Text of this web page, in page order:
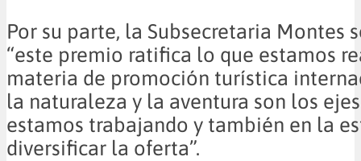
Por su parte, la Subsecretaria Montes
“este premio ratifica lo que estamos
materia de promoción turística
la naturaleza y la aventura son los
estamos trabajando y también en la
diversificar la oferta”.